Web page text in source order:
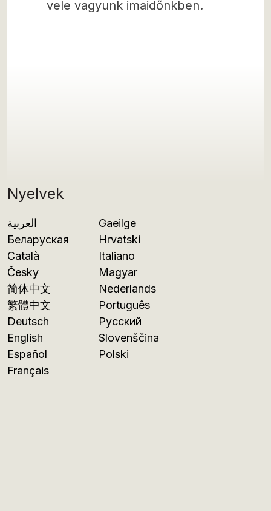
Nyelvek
العربية
Беларуская
Català
Česky
简体中文
繁體中文
Deutsch
English
Español
Français
Gaeilge
Hrvatski
Italiano
Magyar
Nederlands
Português
Русский
Slovenščina
Polski
vele vagyunk imaidőnkben.